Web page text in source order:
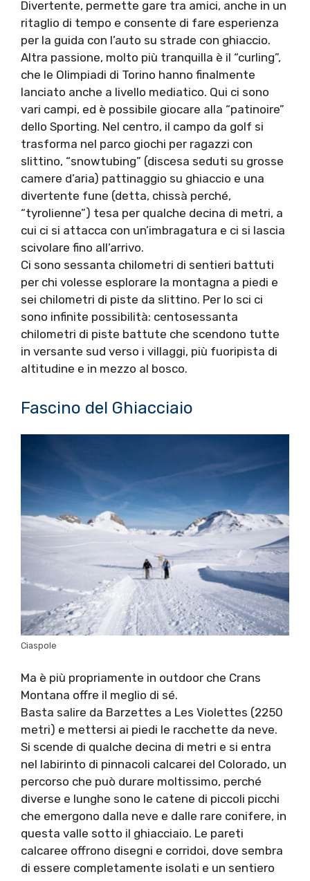
Divertente, permette gare tra amici, anche in un
ritaglio di tempo e consente di fare esperienza
per la guida con l’auto su strade con ghiaccio.
Altra passione, molto più tranquilla è il “curling”,
che le Olimpiadi di Torino hanno finalmente
lanciato anche a livello mediatico. Qui ci sono
vari campi, ed è possibile giocare alla “patinoire”
dello Sporting. Nel centro, il campo da golf si
trasforma nel parco giochi per ragazzi con
slittino, “snowtubing” (discesa seduti su grosse
camere d’aria) pattinaggio su ghiaccio e una
divertente fune (detta, chissà perché,
“tyrolienne”) tesa per qualche decina di metri, a
cui ci si attacca con un’imbragatura e ci si lascia
scivolare fino all’arrivo.
Ci sono sessanta chilometri di sentieri battuti
per chi volesse esplorare la montagna a piedi e
sei chilometri di piste da slittino. Per lo sci ci
sono infinite possibilità: centosessanta
chilometri di piste battute che scendono tutte
in versante sud verso i villaggi, più fuoripista di
altitudine e in mezzo al bosco.
Fascino del Ghiacciaio
Ciaspole
Ma è più propriamente in outdoor che Crans
Montana offre il meglio di sé.
Basta salire da Barzettes a Les Violettes (2250
metri) e mettersi ai piedi le racchette da neve.
Si scende di qualche decina di metri e si entra
nel labirinto di pinnacoli calcarei del Colorado, un
percorso che può durare moltissimo, perché
diverse e lunghe sono le catene di piccoli picchi
che emergono dalla neve e dalle rare conifere, in
questa valle sotto il ghiacciaio. Le pareti
calcaree offrono disegni e corridoi, dove sembra
di essere completamente isolati e un sentiero